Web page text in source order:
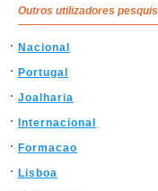
Outros utilizadores
Nacional
Portugal
Joalharia
Internacional
Formacao
Lisboa